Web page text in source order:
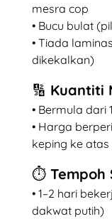
mesra cop
• Bucu bulat
• Tiada
dikekalkan)
🔢 Kuantiti
• Bermula dari
• Harga
keping ke atas
⏱️ Tempoh
• 1–2 hari
dakwat putih)